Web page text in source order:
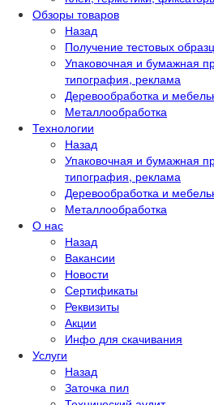
Обзоры товаров
Назад
Получение тестовых
Упаковочная и бумажная
типография, реклама
Деревообработка и
Металлообработка
Технологии
Назад
Упаковочная и бумажная
типография, реклама
Деревообработка и
Металлообработка
О нас
Назад
Вакансии
Новости
Сертификаты
Реквизиты
Акции
Инфо для скачивания
Услуги
Назад
Заточка пил